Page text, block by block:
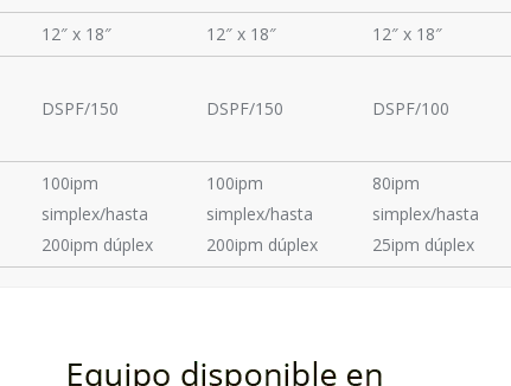
12″ x 18″ 12″ x 18″
12″ x 18″
DSPF/150 DSPF/150 DSPF/100
100ipm
simplex/hasta
200ipm dúplex
100ipm
simplex/hasta
200ipm dúplex
80ipm
simplex/hasta
25ipm dúplex